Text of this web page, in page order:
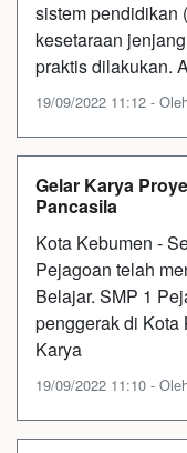
sistem pendidikan
kesetaraan
praktis dilakukan.
19/09/2022 11:12 -
Gelar Karya
Pancasila
Kota Kebumen -
Pejagoan telah
Belajar. SMP 1
penggerak di Kota
Karya
19/09/2022 11:10 -